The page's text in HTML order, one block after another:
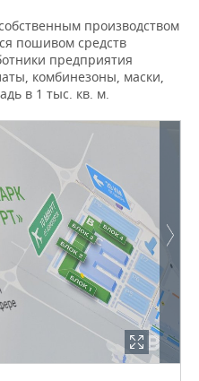
производством
пошивом средств
предприятия
комбинезоны, маски,
в 1 тыс. кв. м.